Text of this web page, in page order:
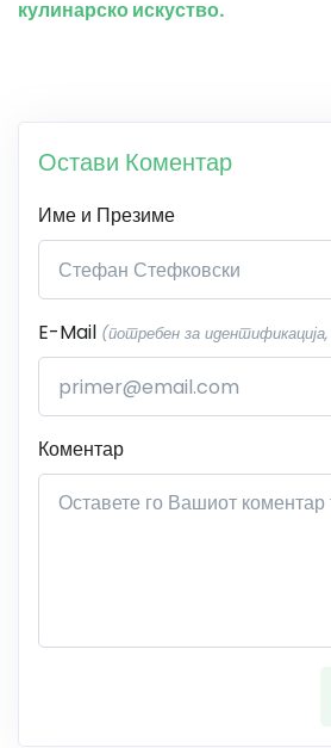
кулинарско искуство.
Остави Коментар
Име и Презиме
E-Mail (потребен за идентификација,
Коментар